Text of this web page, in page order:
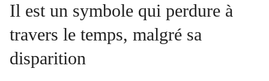
Il est un symbole qui perdure à
travers le temps, malgré sa
disparition